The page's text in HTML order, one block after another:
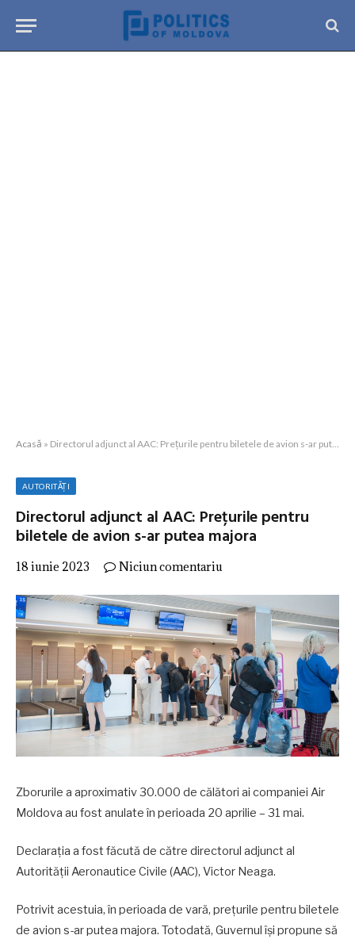
Acasă » Directorul adjunct al AAC: Prețurile pentru biletele de avion s-ar putea majora
AUTORITĂȚI
Directorul adjunct al AAC: Prețurile pentru
biletele de avion s-ar putea majora
18 iunie 2023 Niciun comentariu
Zborurile a aproximativ 30.000 de călători ai companiei Air
Moldova au fost anulate în perioada 20 aprilie – 31 mai.
Declarația a fost făcută de către directorul adjunct al
Autorității Aeronautice Civile (AAC), Victor Neaga.
Potrivit acestuia, în perioada de vară, prețurile pentru biletele
de avion s-ar putea majora. Totodată, Guvernul își propune să